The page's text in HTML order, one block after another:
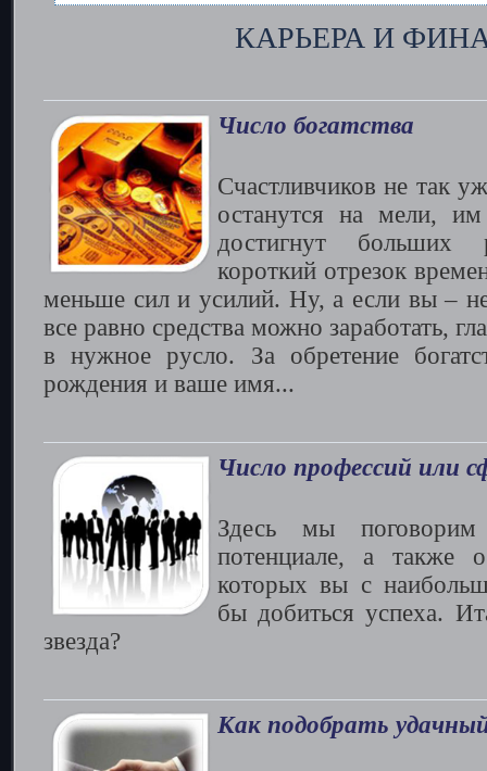
КАРЬЕРА И
Число богатства
Счастливчиков не так
останутся на мели,
достигнут больших
короткий отрезок
меньше сил и усилий. Ну, а если вы –
все равно средства можно заработать,
в нужное русло. За обретение
рождения и ваше имя...
Число профессий или
Здесь мы
потенциале, а также
которых вы с
бы добиться успеха.
звезда?
Как подобрать удачный